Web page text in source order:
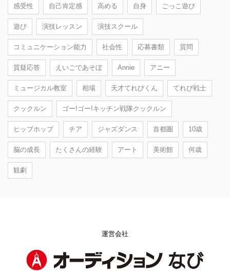
感受性 自己肯定感 高める 自身 ごっこ遊び
遊び 演技レッスン 演技スクール
コミュニケーション能力 社会性 応募書類 質問
質疑応答 えいごであそぼ Annie アニー
ミュージカル教室 相場 天才てれびくん てれび戦士
クックルン ゴー!ゴー!キッチン戦隊クックルン
ヒップホップ チア ジャズダンス 首都圏 10歳
脳の成長 たくさんの経験 アート 美術館 何歳
観劇
運営会社